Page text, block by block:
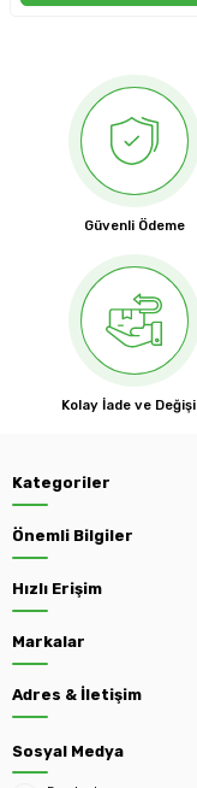
Güvenli Ödeme
Kolay İade ve
Kategoriler
Önemli Bilgiler
Hızlı Erişim
Markalar
Adres & İletişim
Sosyal Medya